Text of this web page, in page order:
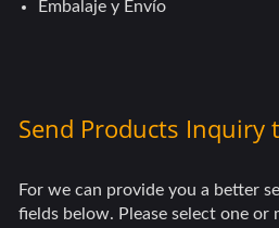
Embalaje y Envío